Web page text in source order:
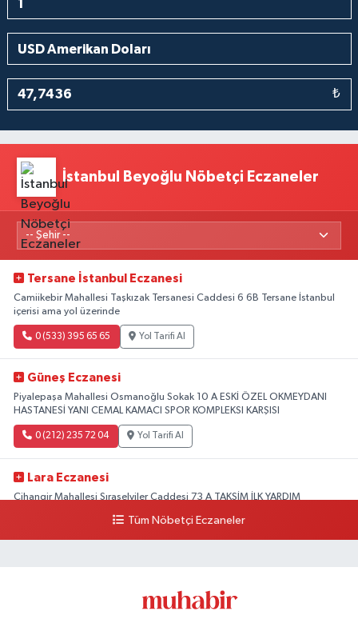
₺
İstanbul Beyoğlu Nöbetçi Eczaneler
Tersane İstanbul Eczanesi
Camiikebir Mahallesi Taşkızak Tersanesi Caddesi 6 6B Tersane İstanbul
içerisi ama yol üzerinde
0 (533) 395 65 65 Yol Tarifi Al
Güneş Eczanesi
Piyalepaşa Mahallesi Osmanoğlu Sokak 10 A ESKİ ÖZEL OKMEYDANI
HASTANESİ YANI CEMAL KAMACI SPOR KOMPLEKSI KARŞISI
0 (212) 235 72 04 Yol Tarifi Al
Lara Eczanesi
Cihangir Mahallesi Sıraselviler Caddesi 73 A TAKSİM İLK YARDIM
Tüm Nöbetçi Eczaneler